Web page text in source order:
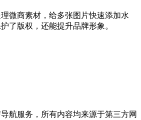
微商素材，给多张图片快速添加水
了版权，还能提升品牌形象。
航服务，所有内容均来源于第三方网